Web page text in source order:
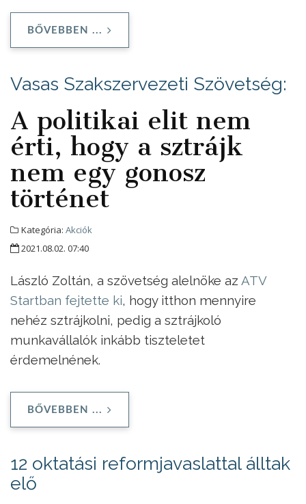
BŐVEBBEN ...
Vasas Szakszervezeti Szövetség:
A politikai elit nem
érti, hogy a sztrájk
nem egy gonosz
történet
Kategória: Akciók
2021.08.02. 07:40
László Zoltán, a szövetség alelnöke az ATV
Startban fejtette ki, hogy itthon mennyire
nehéz sztrájkolni, pedig a sztrájkoló
munkavállalók inkább tiszteletet
érdemelnének.
BŐVEBBEN ...
12 oktatási reformjavaslattal álltak
elő